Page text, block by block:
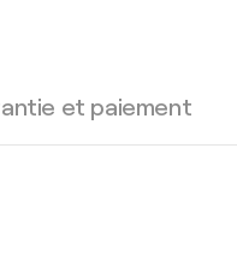
et paiement